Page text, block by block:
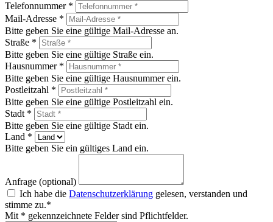
Telefonnummer *
Mail-Adresse *
Bitte geben Sie eine gültige Mail-Adresse an.
Straße *
Bitte geben Sie eine gültige Straße ein.
Hausnummer *
Bitte geben Sie eine gültige Hausnummer ein.
Postleitzahl *
Bitte geben Sie eine gültige Postleitzahl ein.
Stadt *
Bitte geben Sie eine gültige Stadt ein.
Land *
Bitte geben Sie ein gültiges Land ein.
Anfrage (optional)
Ich habe die Datenschutzerklärung gelesen, verstanden und
stimme zu.*
Mit * gekennzeichnete Felder sind Pflichtfelder.